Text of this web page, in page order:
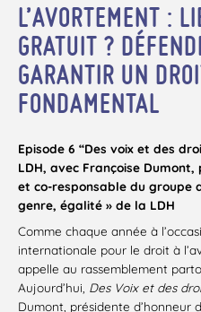
L’AVORTEMENT :
GRATUIT ?
GARANTIR UN
FONDAMENTAL
Episode 6 “Des voix et des
LDH, avec Françoise Dumont,
et co-responsable du groupe
genre, égalité » de la LDH
Comme chaque année à
internationale pour le droit à
appelle au rassemblement
Aujourd’hui, Des Voix et des
Dumont, présidente d’honneur